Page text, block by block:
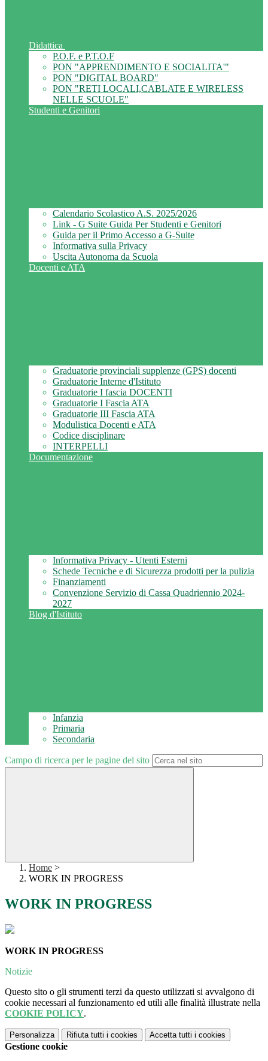
Didattica
P.O.F. e P.T.O.F
PON "APPRENDIMENTO E SOCIALITA'"
PON "DIGITAL BOARD"
PON "RETI LOCALI,CABLATE E WIRELESS
NELLE SCUOLE"
Studenti e Genitori
Calendario Scolastico A.S. 2025/2026
Link - G Suite Guida Per Studenti e Genitori
Guida per il Primo Accesso a G-Suite
Informativa sulla Privacy
Uscita Autonoma da Scuola
Docenti e ATA
Graduatorie provinciali supplenze (GPS) docenti
Graduatorie Interne d'Istituto
Graduatorie I fascia DOCENTI
Graduatorie I Fascia ATA
Graduatorie III Fascia ATA
Modulistica Docenti e ATA
Codice disciplinare
INTERPELLI
Documentazione
Informativa Privacy - Utenti Esterni
Schede Tecniche e di Sicurezza prodotti per la pulizia
Finanziamenti
Convenzione Servizio di Cassa Quadriennio 2024-
2027
Blog d'Istituto
Infanzia
Primaria
Secondaria
Campo di ricerca per le pagine del sito
Home >
WORK IN PROGRESS
WORK IN PROGRESS
WORK IN PROGRESS
Notizie
Questo sito o gli strumenti terzi da questo utilizzati si avvalgono di
cookie necessari al funzionamento ed utili alle finalità illustrate nella
COOKIE POLICY.
Personalizza Rifiuta tutti i cookies Accetta tutti i cookies
Gestione cookie